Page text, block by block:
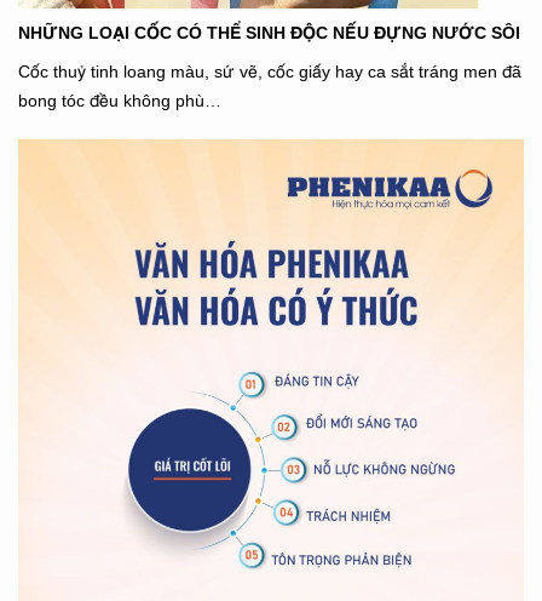
NHỮNG LOẠI CỐC CÓ THỂ SINH ĐỘC NẾU ĐỰNG NƯỚC SÔI
Cốc thuỷ tinh loang màu, sứ vẽ, cốc giấy hay ca sắt tráng men đã
bong tóc đều không phù…